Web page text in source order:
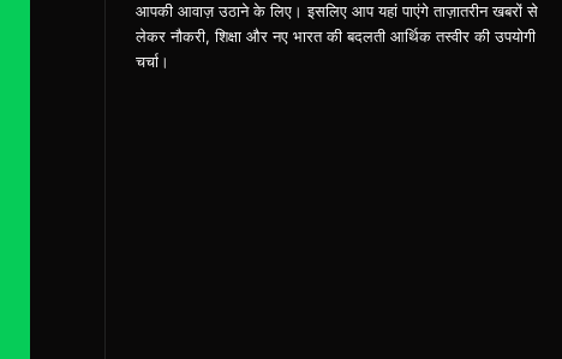
आपकी आवाज़ उठाने के लिए। इसलिए आप यहां पाएंगे ताज़ातरीन खबरों से
लेकर नौकरी, शिक्षा और नए भारत की बदलती आर्थिक तस्वीर की उपयोगी
चर्चा।